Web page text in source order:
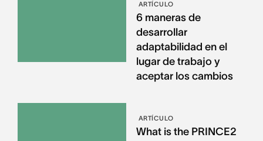
ARTÍCULO
6 maneras de
desarrollar
adaptabilidad en el
lugar de trabajo y
aceptar los cambios
ARTÍCULO
What is the PRINCE2